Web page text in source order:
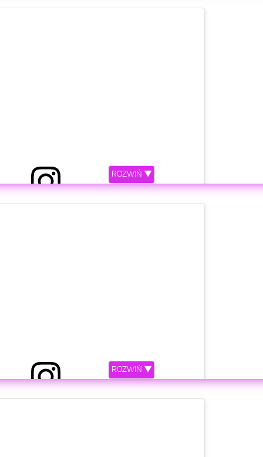
przez Marta F 🌸 (@marczi_tka)
przez Marta F 🌸 (@marczi_tka)
ROZWIŃ ▼
ROZWIŃ ▼